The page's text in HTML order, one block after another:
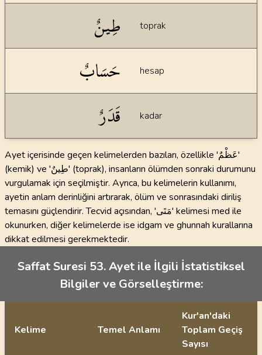
طِينٌ toprak
حَسَابٌ hesap
قَدَرٌ kadar
Ayet içerisinde geçen kelimelerden bazıları, özellikle 'عَظْمٌ'
(kemik) ve 'طِينٌ' (toprak), insanların ölümden sonraki durumunu
vurgulamak için seçilmiştir. Ayrıca, bu kelimelerin kullanımı,
ayetin anlam derinliğini artırarak, ölüm ve sonrasındaki diriliş
temasını güçlendirir. Tecvid açısından, 'مَتَى' kelimesi med ile
okunurken, diğer kelimelerde ise idgam ve ghunnah kurallarına
dikkat edilmesi gerekmektedir.
Saffat Suresi 53. Ayet ile İlgili İstatistiksel
Bilgiler ve Görselleştirme:
Kelime Temel Anlamı
Kur'an'daki
Toplam Geçiş
Sayısı